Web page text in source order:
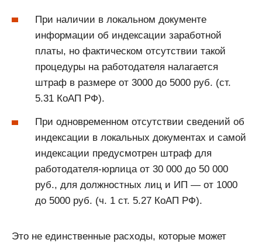
При наличии в локальном документе
информации об индексации заработной
платы, но фактическом отсутствии такой
процедуры на работодателя налагается
штраф в размере от 3000 до 5000 руб. (ст.
5.31 КоАП РФ).
При одновременном отсутствии сведений об
индексации в локальных документах и самой
индексации предусмотрен штраф для
работодателя-юрлица от 30 000 до 50 000
руб., для должностных лиц и ИП — от 1000
до 5000 руб. (ч. 1 ст. 5.27 КоАП РФ).
Это не единственные расходы, которые может